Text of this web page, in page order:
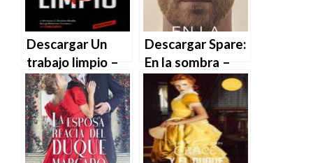
Descargar Un
trabajo limpio –
Xus González en
EPUB | PDF |
MOBI
Descargar Spare:
En la sombra –
Príncipe Harry
(duque de
Sussex) en EPUB |
PDF | MOBI